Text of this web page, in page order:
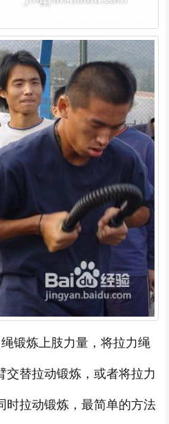
锻炼上肢力量，将拉力绳
交替拉动锻炼，或者将拉力
时拉动锻炼，最简单的方法